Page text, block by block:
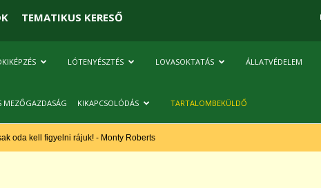
TEMATIKUS KERESŐ
LÓTENYÉSZTÉS LOVASOKTATÁS ÁLLATVÉDELEM
MEZŐGAZDASÁG KIKAPCSOLÓDÁS TARTALOMBEKÜLDŐ
oda kell figyelni rájuk! - Monty Roberts